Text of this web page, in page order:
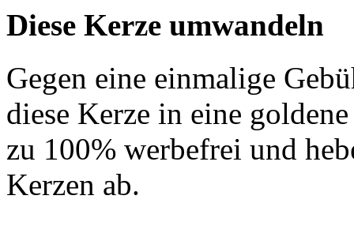
Diese Kerze umwandeln
Gegen eine einmalige
diese Kerze in eine
zu 100% werbefrei und
Kerzen ab.